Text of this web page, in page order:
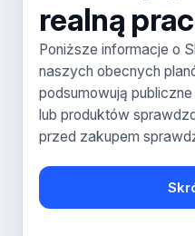
realną
Poniższe informacje o
naszych obecnych
podsumowują
lub produktów
przed zakupem